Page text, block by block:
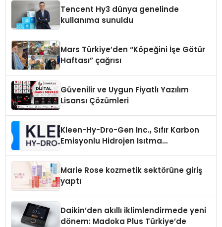
Tencent Hy3 dünya genelinde
kullanıma sunuldu
Mars Türkiye’den “Köpeğini İşe Götür
Haftası” çağrısı
Güvenilir ve Uygun Fiyatlı Yazılım
Lisansı Çözümleri
Kleen-Hy-Dro-Gen Inc., Sıfır Karbon
Emisyonlu Hidrojen Isıtma
Marie Rose kozmetik sektörüne giriş
yaptı
Daikin’den akıllı iklimlendirmede yeni
dönem: Madoka Plus Türkiye’de